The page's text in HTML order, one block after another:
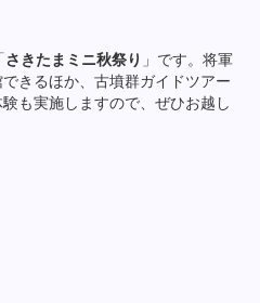
さきたまミニ秋祭り 」です。将軍
きるほか、古墳群ガイドツアー
も実施しますので、ぜひお越し